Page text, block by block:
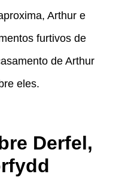
Arthur e
furtivos de
de Arthur
eles.
Derfel,